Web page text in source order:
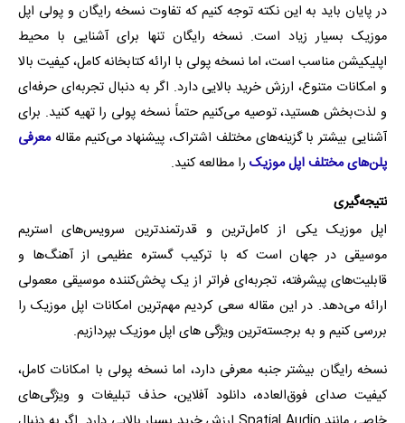
در پایان باید به این نکته توجه کنیم که تفاوت نسخه رایگان و پولی اپل
موزیک بسیار زیاد است. نسخه رایگان تنها برای آشنایی با محیط
اپلیکیشن مناسب است، اما نسخه پولی با ارائه کتابخانه کامل، کیفیت بالا
و امکانات متنوع، ارزش خرید بالایی دارد. اگر به دنبال تجربه‌ای حرفه‌ای
و لذت‌بخش هستید، توصیه می‌کنیم حتماً نسخه پولی را تهیه کنید. برای
آشنایی بیشتر با گزینه‌های مختلف اشتراک، پیشنهاد می‌کنیم مقالهمعرفی
پلن‌های مختلف اپل موزیک را مطالعه کنید.
نتیجه‌گیری
اپل موزیک یکی از کامل‌ترین و قدرتمندترین سرویس‌های استریم
موسیقی در جهان است که با ترکیب گستره عظیمی از آهنگ‌ها و
قابلیت‌های پیشرفته، تجربه‌ای فراتر از یک پخش‌کننده موسیقی معمولی
ارائه می‌دهد. در این مقاله سعی کردیم مهم‌ترین امکانات اپل موزیک را
بررسی کنیم و به برجسته‌ترین ویژگی های اپل موزیک بپردازیم.
نسخه رایگان بیشتر جنبه معرفی دارد، اما نسخه پولی با امکانات کامل،
کیفیت صدای فوق‌العاده، دانلود آفلاین، حذف تبلیغات و ویژگی‌های